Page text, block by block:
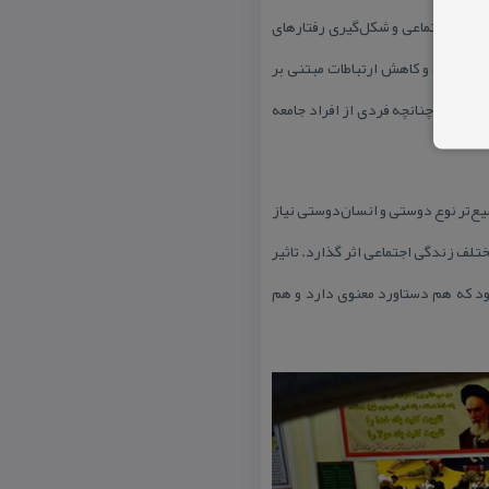
اجتماعی و شكل‌گیری رفتارهای
و كاهش ارتباطات مبتنی بر
كه چنانچه فردی از افراد جامعه
نوع دوستی و انسان‌دوستی نیاز
زندگی اجتماعی اثر گذارد. تاثیر
كه هم دستاورد معنوی دارد و هم